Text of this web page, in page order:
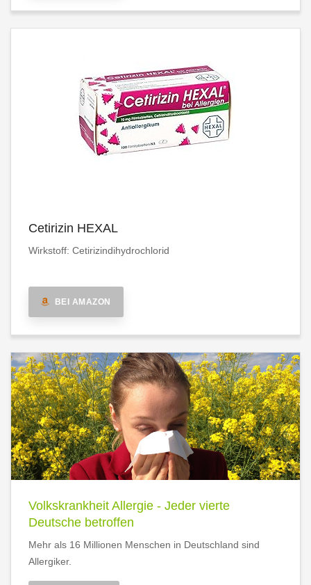
Cetirizin HEXAL
Wirkstoff: Cetirizindihydrochlorid
BEI AMAZON
Volkskrankheit Allergie - Jeder vierte
Deutsche betroffen
Mehr als 16 Millionen Menschen in Deutschland sind
Allergiker.